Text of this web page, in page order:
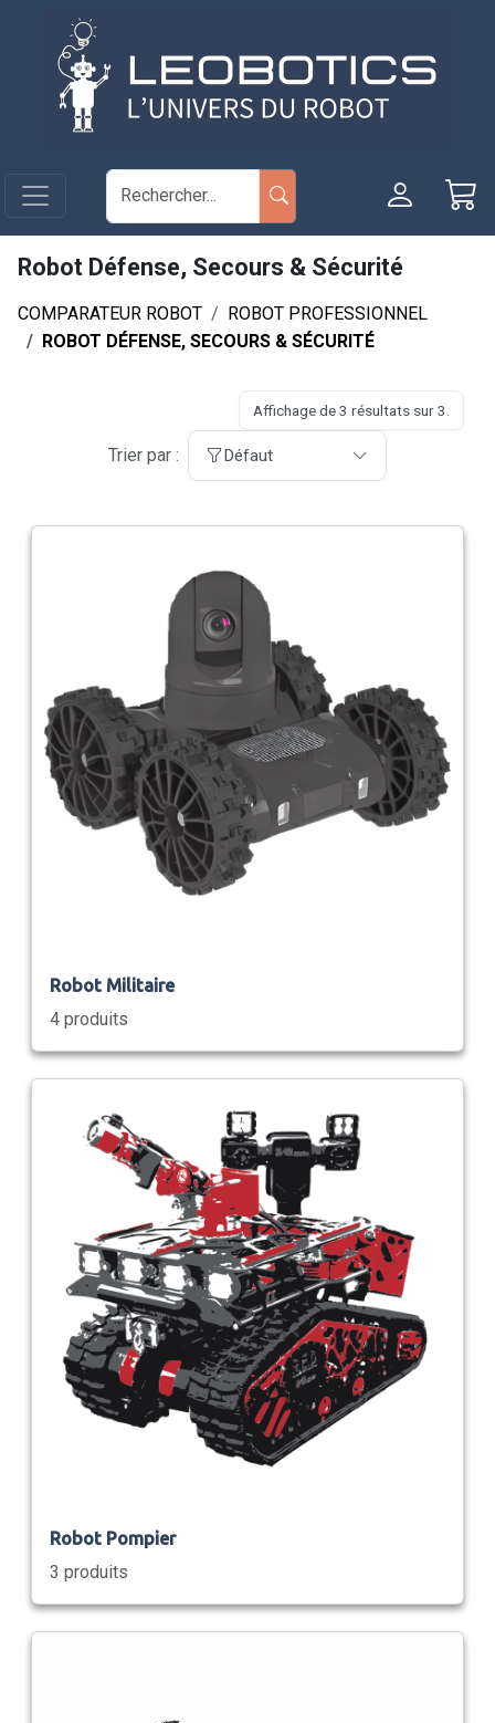
Aller au contenu principal
Robot Défense, Secours & Sécurité
COMPARATEUR ROBOT
ROBOT PROFESSIONNEL
ROBOT DÉFENSE, SECOURS & SÉCURITÉ
Affichage de 3 résultats sur 3.
Trier par : Défaut
Robot Militaire
4 produits
Robot Pompier
3 produits
Panneau de gestion des cookies